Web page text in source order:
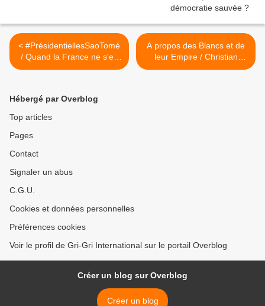
< #PrésidentiellesSaoTomé
/ Quand la France ne s'en
mêle pas, on recompte
A propos des Blancs et de
leur Empire / Christian
d'Alayer (1/4) >
Hébergé par Overblog
Top articles
Pages
Contact
Signaler un abus
C.G.U.
Cookies et données personnelles
Préférences cookies
Voir le profil de Gri-Gri International sur le portail Overblog
Créer un blog sur Overblog
Créer un blog